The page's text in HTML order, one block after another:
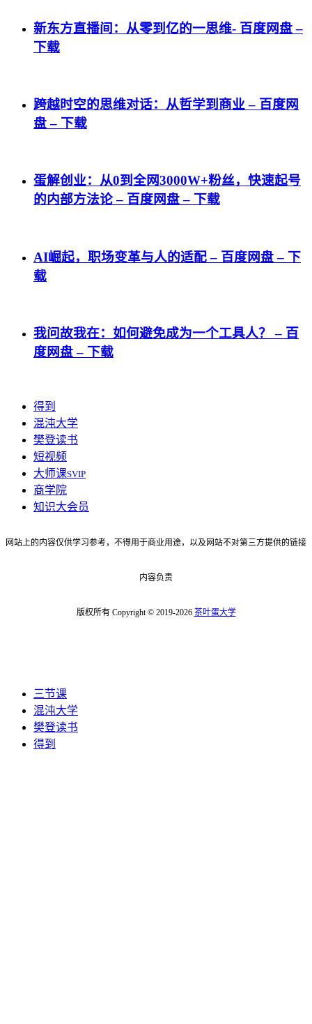
新东方直播间：从零到亿的一思维- 百度网盘 –
下载
跨越时空的思维对话：从哲学到商业 – 百度网
盘 – 下载
蛋解创业：从0到全网3000W+粉丝，快速起号
的内部方法论 – 百度网盘 – 下载
AI崛起，职场变革与人的适配 – 百度网盘 – 下
载
我问故我在：如何避免成为一个工具人？ – 百
度网盘 – 下载
得到
混沌大学
樊登读书
短视频
大师课SVIP
商学院
知识大会员
网站上的内容仅供学习参考，不得用于商业用途，以及网站不对第三方提供的链接
内容负责
版权所有 Copyright © 2019-2026 茶叶蛋大学
三节课
混沌大学
樊登读书
得到